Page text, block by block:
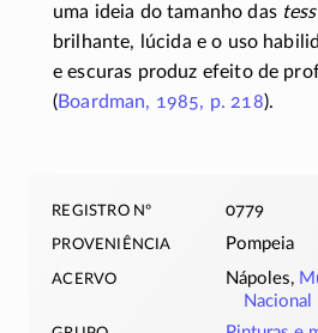
uma ideia do tamanho das
brilhante, lúcida e o uso
e escuras produz efeito de
(Boardman, 1985, p. 218).
registro nº 0779
proveniência Pompeia
acervo Nápoles,
Nacional